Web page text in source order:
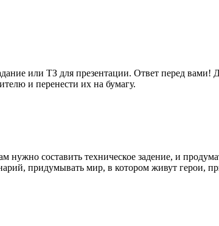
или ТЗ для презентации. Ответ перед вами!
и перенести их на бумагу.
составить техническое задение, и
придумывать мир, в котором живут герои,